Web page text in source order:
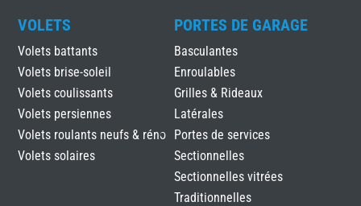
VOLETS
Volets battants
Volets brise-soleil
Volets coulissants
Volets persiennes
Volets roulants neufs & réno
Volets solaires
PORTES DE GARAGE
Basculantes
Enroulables
Grilles & Rideaux
Latérales
Portes de services
Sectionnelles
Sectionnelles vitrées
Traditionnelles